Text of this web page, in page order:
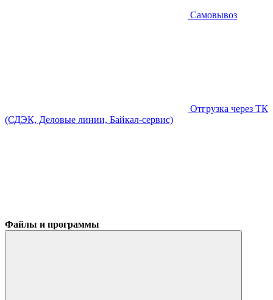
Самовывоз
Отгрузка через ТК
(СДЭК, Деловые линии, Байкал-сервис)
Файлы и программы